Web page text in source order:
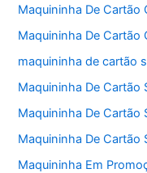
Maquininha De Cartão
Maquininha De Cartão
maquininha de cartão
Maquininha De Cartão
Maquininha De Cartão
Maquininha De Cartão
Maquininha Em